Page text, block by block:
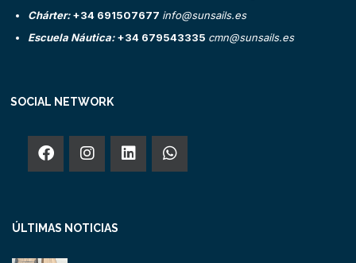
Chárter:+34 691507677 info@sunsails.es
Escuela Náutica:+34 679543335 cmn@sunsails.es
SOCIAL NETWORK
ÚLTIMAS NOTICIAS